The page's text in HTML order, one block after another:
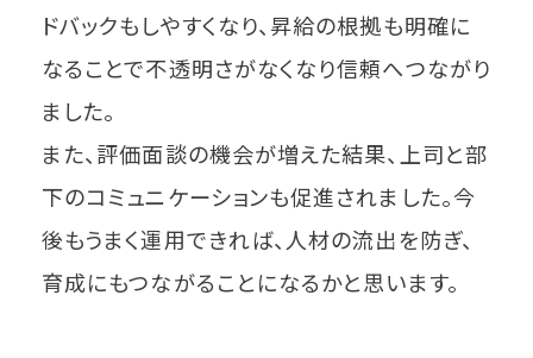
ドバックもしやすくなり、昇給の根拠も明確に
なることで不透明さがなくなり信頼へつながり
ました。
また、評価面談の機会が増えた結果、上司と部
下のコミュニケーションも促進されました。今
後もうまく運用できれば、人材の流出を防ぎ、
育成にもつながることになるかと思います。